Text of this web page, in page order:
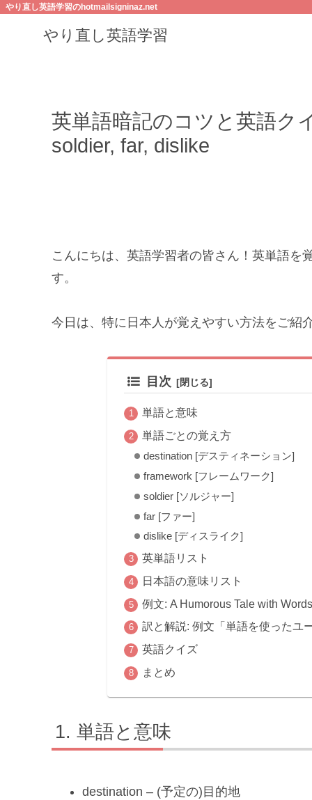
やり直し英語学習のhotmailsigninaz.net
やり直し英語学習
英単語暗記のコツと英語ク
soldier, far, dislike
こんにちは、英語学習者の皆さん！英単語を
す。
今日は、特に日本人が覚えやすい方法をご紹
目次
単語と意味
単語ごとの覚え方
destination [デスティネーション]
framework [フレームワーク]
soldier [ソルジャー]
far [ファー]
dislike [ディスライク]
英単語リスト
日本語の意味リスト
例文: A Humorous Tale with Words
訳と解説: 例文「単語を使ったユ
英語クイズ
まとめ
単語と意味
destination – (予定の)目的地